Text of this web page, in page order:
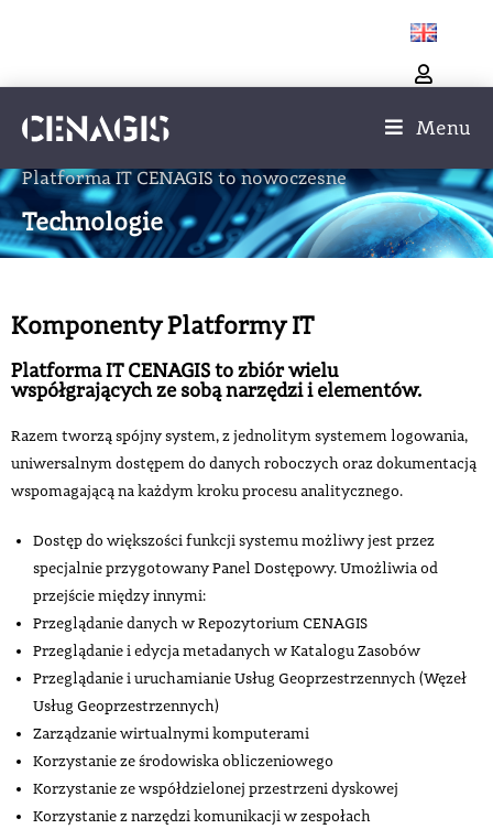
Menu
Platforma IT CENAGIS to nowoczesne
Technologie
Komponenty Platformy IT
Platforma IT CENAGIS to zbiór wielu
współgrających ze sobą narzędzi i elementów.
Razem tworzą spójny system, z jednolitym systemem logowania,
uniwersalnym dostępem do danych roboczych oraz dokumentacją
wspomagającą na każdym kroku procesu analitycznego.
Dostęp do większości funkcji systemu możliwy jest przez
specjalnie przygotowany Panel Dostępowy. Umożliwia od
przejście między innymi:
Przeglądanie danych w Repozytorium CENAGIS
Przeglądanie i edycja metadanych w Katalogu Zasobów
Przeglądanie i uruchamianie Usług Geoprzestrzennych (Węzeł
Usług Geoprzestrzennych)
Zarządzanie wirtualnymi komputerami
Korzystanie ze środowiska obliczeniowego
Korzystanie ze współdzielonej przestrzeni dyskowej
Korzystanie z narzędzi komunikacji w zespołach